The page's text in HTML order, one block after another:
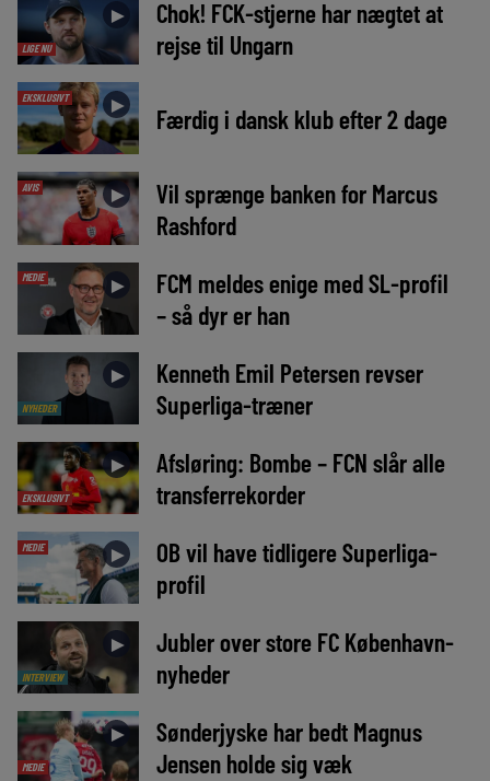
LIGE NU
►
Chok! FCK-stjerne har nægtet at
rejse til Ungarn
EKSKLUSIVT ► Færdig i dansk klub efter 2 dage
AVIS ►
Vil sprænge banken for Marcus
Rashford
MEDIE ►
FCM meldes enige med SL-profil
– så dyr er han
NYHEDER
►
Kenneth Emil Petersen revser
Superliga-træner
EKSKLUSIVT
►
Afsløring: Bombe – FCN slår alle
transferrekorder
MEDIE ►
OB vil have tidligere Superliga-
profil
INTERVIEW
►
Jubler over store FC København-
nyheder
MEDIE
►
Sønderjyske har bedt Magnus
Jensen holde sig væk